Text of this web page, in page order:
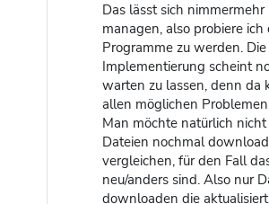
Das lässt sich nimmermehr
managen, also probiere
Programme zu werden.
Implementierung scheint
warten zu lassen, denn da
allen möglichen
Man möchte natürlich
Dateien nochmal
vergleichen, für den Fall
neu/anders sind. Also nur
downloaden die